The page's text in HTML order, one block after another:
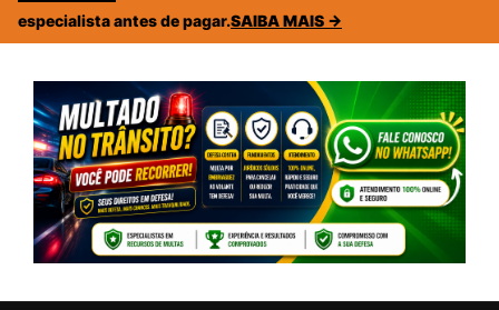
especialista antes de pagar.SAIBA MAIS →